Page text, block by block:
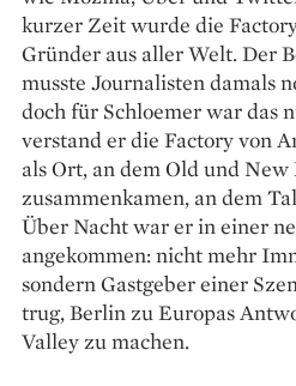
kurzer Zeit wurde die
Gründer aus aller Welt. Der
musste Journalisten damals
doch für Schloemer war das
verstand er die Factory von
als Ort, an dem Old und New
zusammenkamen, an dem
Über Nacht war er in einer
angekommen: nicht mehr
sondern Gastgeber einer
trug, Berlin zu Europas
Valley zu machen.